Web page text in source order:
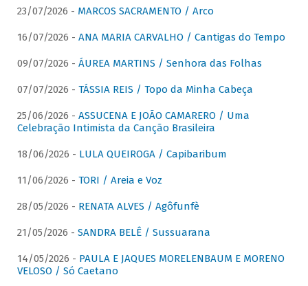
23/07/2026 - MARCOS SACRAMENTO / Arco
16/07/2026 - ANA MARIA CARVALHO / Cantigas do Tempo
09/07/2026 - ÁUREA MARTINS / Senhora das Folhas
07/07/2026 - TÁSSIA REIS / Topo da Minha Cabeça
25/06/2026 - ASSUCENA E JOÃO CAMARERO / Uma
Celebração Intimista da Canção Brasileira
18/06/2026 - LULA QUEIROGA / Capibaribum
11/06/2026 - TORI / Areia e Voz
28/05/2026 - RENATA ALVES / Agôfunfè
21/05/2026 - SANDRA BELÊ / Sussuarana
14/05/2026 - PAULA E JAQUES MORELENBAUM E MORENO
VELOSO / Só Caetano